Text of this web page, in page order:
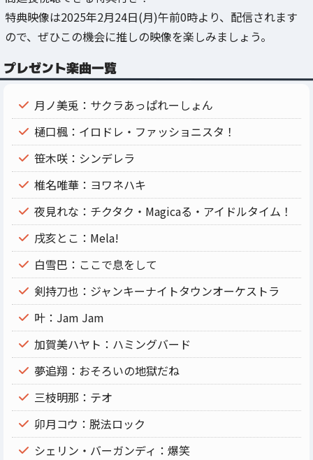
特典映像は2025年2月24日(月)午前0時より、配信されます
ので、ぜひこの機会に推しの映像を楽しみましょう。
プレゼント楽曲一覧
月ノ美兎：サクラあっぱれーしょん
樋口楓：イロドレ・ファッショニスタ！
笹木咲：シンデレラ
椎名唯華：ヨワネハキ
夜見れな：チクタク・Magicaる・アイドルタイム！
戌亥とこ：Mela!
白雪巴：ここで息をして
剣持刀也：ジャンキーナイトタウンオーケストラ
叶：Jam Jam
加賀美ハヤト：ハミングバード
夢追翔：おそろいの地獄だね
三枝明那：テオ
卯月コウ：脱法ロック
シェリン・バーガンディ：爆笑